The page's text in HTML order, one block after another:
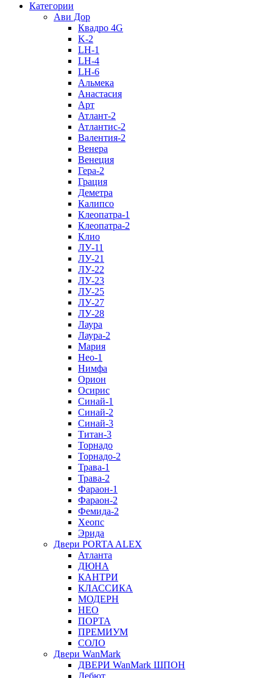
Категории
Ави Дор
Квадро 4G
K-2
LH-1
LH-4
LH-6
Альмека
Анастасия
Арт
Атлант-2
Атлантис-2
Валентия-2
Венера
Венеция
Гера-2
Грация
Деметра
Калипсо
Клеопатра-1
Клеопатра-2
Клио
ЛУ-11
ЛУ-21
ЛУ-22
ЛУ-23
ЛУ-25
ЛУ-27
ЛУ-28
Лаура
Лаура-2
Мария
Нео-1
Нимфа
Орион
Осирис
Синай-1
Синай-2
Синай-3
Титан-3
Торнадо
Торнадо-2
Трава-1
Трава-2
Фараон-1
Фараон-2
Фемида-2
Хеопс
Эрида
Двери PORTA ALEX
Атланта
ДЮНА
КАНТРИ
КЛАССИКА
МОДЕРН
НЕО
ПОРТА
ПРЕМИУМ
СОЛО
Двери WanMark
ДВЕРИ WanMark ШПОН
Дебют